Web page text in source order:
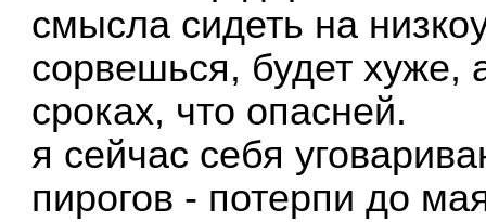
смысла сидеть на
сорвешься, будет хуже,
сроках, что опасней.
я сейчас себя
пирогов - потерпи до